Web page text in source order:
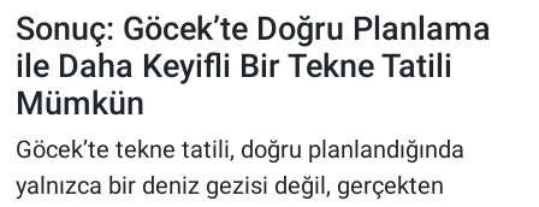
Sonuç: Göcek’te Doğru Planlama
ile Daha Keyifli Bir Tekne Tatili
Mümkün
Göcek’te tekne tatili, doğru planlandığında
yalnızca bir deniz gezisi değil, gerçekten